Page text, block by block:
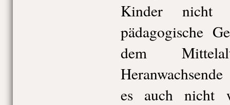
Kinder nicht
pädagogische
dem
es auch nicht